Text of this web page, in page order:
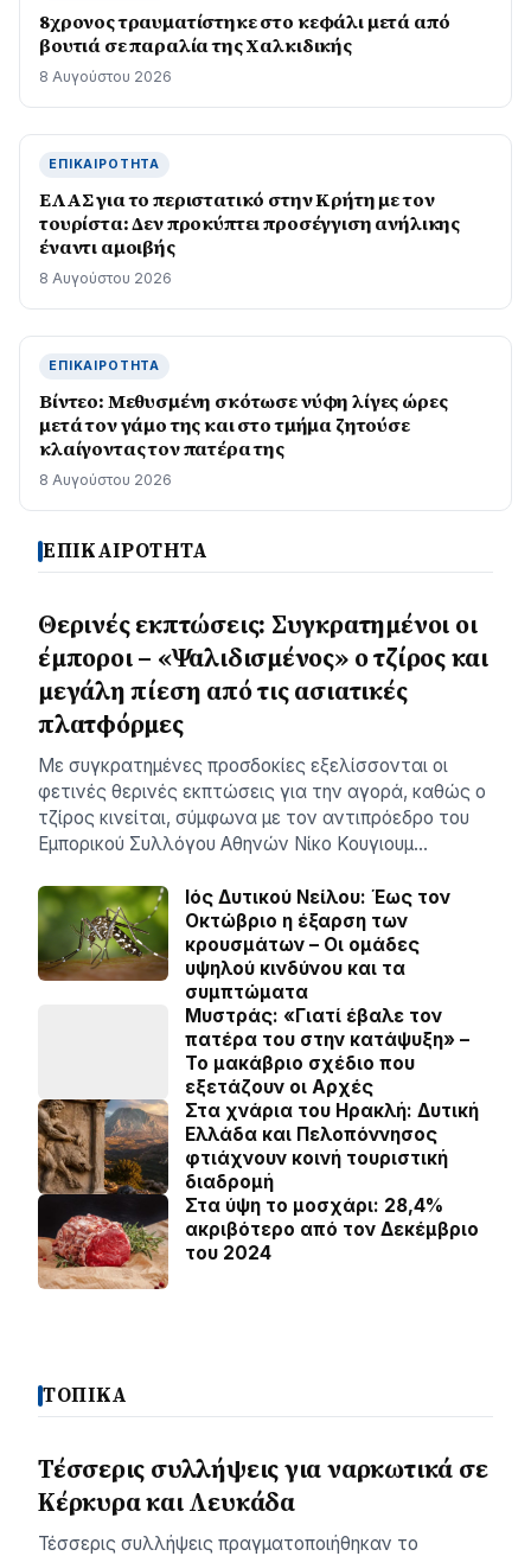
8χρονος τραυματίστηκε στο κεφάλι μετά από
βουτιά σε παραλία της Χαλκιδικής
8 Αυγούστου 2026
ΕΠΙΚΑΙΡΌΤΗΤΑ
ΕΛΑΣ για το περιστατικό στην Κρήτη με τον
τουρίστα: Δεν προκύπτει προσέγγιση ανήλικης
έναντι αμοιβής
8 Αυγούστου 2026
ΕΠΙΚΑΙΡΌΤΗΤΑ
Βίντεο: Μεθυσμένη σκότωσε νύφη λίγες ώρες
μετά τον γάμο της και στο τμήμα ζητούσε
κλαίγοντας τον πατέρα της
8 Αυγούστου 2026
ΕΠΙΚΑΙΡΟΤΗΤΑ
Θερινές εκπτώσεις: Συγκρατημένοι οι
έμποροι – «Ψαλιδισμένος» ο τζίρος και
μεγάλη πίεση από τις ασιατικές
πλατφόρμες
Με συγκρατημένες προσδοκίες εξελίσσονται οι
φετινές θερινές εκπτώσεις για την αγορά, καθώς ο
τζίρος κινείται, σύμφωνα με τον αντιπρόεδρο του
Εμπορικού Συλλόγου Αθηνών Νίκο Κουγιουμ…
Ιός Δυτικού Νείλου: Έως τον
Οκτώβριο η έξαρση των
κρουσμάτων – Οι ομάδες
υψηλού κινδύνου και τα
συμπτώματα
Μυστράς: «Γιατί έβαλε τον
πατέρα του στην κατάψυξη» –
Το μακάβριο σχέδιο που
εξετάζουν οι Αρχές
Στα χνάρια του Ηρακλή: Δυτική
Ελλάδα και Πελοπόννησος
φτιάχνουν κοινή τουριστική
διαδρομή
Στα ύψη το μοσχάρι: 28,4%
ακριβότερο από τον Δεκέμβριο
του 2024
ΤΟΠΙΚΑ
Τέσσερις συλλήψεις για ναρκωτικά σε
Κέρκυρα και Λευκάδα
Τέσσερις συλλήψεις πραγματοποιήθηκαν το